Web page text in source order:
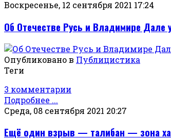
Воскресенье, 12 сентября 2021 17:24
Об Отечестве Русь и Владимире Дале
Опубликовано в Публицистика
Теги
3 комментарии
Подробнее ...
Среда, 08 сентября 2021 20:27
Ещё один взрыв — талибан — зона